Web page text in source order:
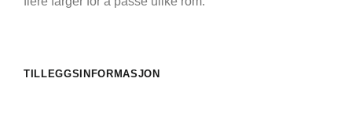
TILLEGGSINFORMASJON